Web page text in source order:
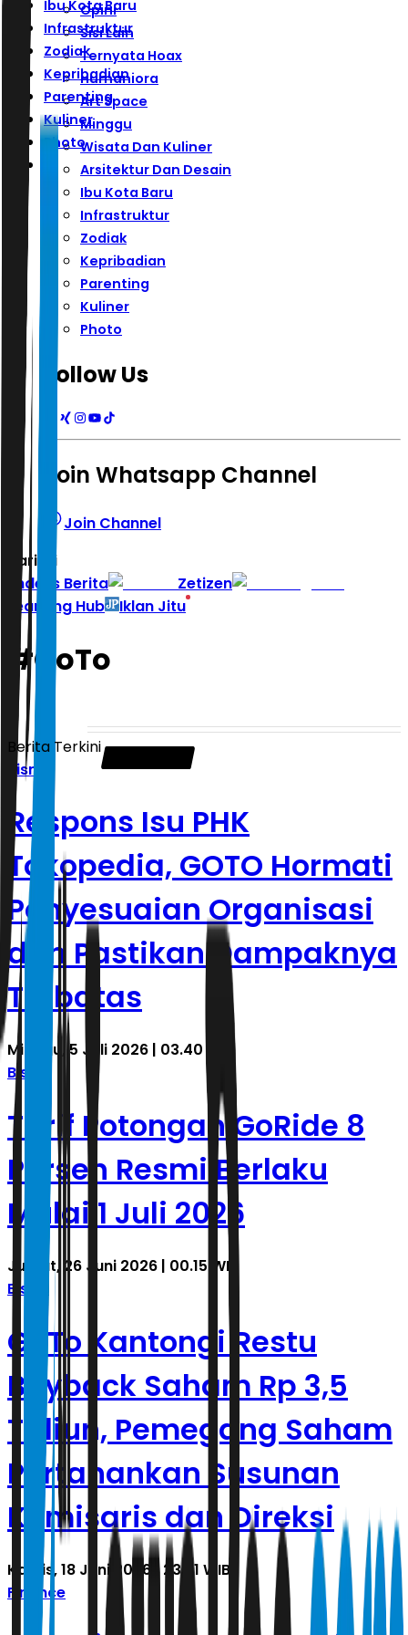
Ibu Kota Baru
Infrastruktur
Zodiak
Kepribadian
Parenting
Kuliner
Photo
Opini
Sisi Lain
Ternyata Hoax
Humaniora
Art Space
Minggu
Wisata Dan Kuliner
Arsitektur Dan Desain
Ibu Kota Baru
Infrastruktur
Zodiak
Kepribadian
Parenting
Kuliner
Photo
Follow Us
Join Whatsapp Channel
Join Channel
Hari ini
Indeks Berita
Zetizen
Learning Hub
Iklan Jitu
#GoTo
Berita Terkini
Bisnis
Respons Isu PHK
Tokopedia, GOTO Hormati
Penyesuaian Organisasi
dan Pastikan Dampaknya
Terbatas
Minggu, 5 Juli 2026 | 03.40 WIB
Bisnis
Tarif Potongan GoRide 8
Persen Resmi Berlaku
Mulai 1 Juli 2026
Jumat, 26 Juni 2026 | 00.15 WIB
Bisnis
GoTo Kantongi Restu
Buyback Saham Rp 3,5
Triliun, Pemegang Saham
Pertahankan Susunan
Komisaris dan Direksi
Kamis, 18 Juni 2026 | 23.51 WIB
Finance